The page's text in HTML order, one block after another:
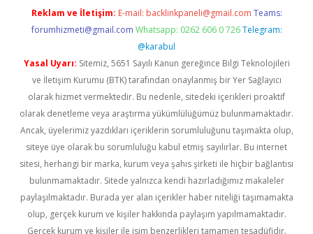
Reklam ve İletişim: E-mail: backlinkpaneli@gmail.com Teams:
forumhizmeti@gmail.com Whatsapp: 0262 606 0 726 Telegram:
@karabul
Yasal Uyarı: Sitemiz, 5651 Sayılı Kanun gereğince Bilgi Teknolojileri
ve İletişim Kurumu (BTK) tarafından onaylanmış bir Yer Sağlayıcı
olarak hizmet vermektedir. Bu nedenle, sitedeki içerikleri proaktif
olarak denetleme veya araştırma yükümlülüğümüz bulunmamaktadır.
Ancak, üyelerimiz yazdıkları içeriklerin sorumluluğunu taşımakta olup,
siteye üye olarak bu sorumluluğu kabul etmiş sayılırlar. Bu internet
sitesi, herhangi bir marka, kurum veya şahıs şirketi ile hiçbir bağlantısı
bulunmamaktadır. Sitede yalnızca kendi hazırladığımız makaleler
paylaşılmaktadır. Burada yer alan içerikler haber niteliği taşımamakta
olup, gerçek kurum ve kişiler hakkında paylaşım yapılmamaktadır.
Gerçek kurum ve kişiler ile isim benzerlikleri tamamen tesadüfidir.